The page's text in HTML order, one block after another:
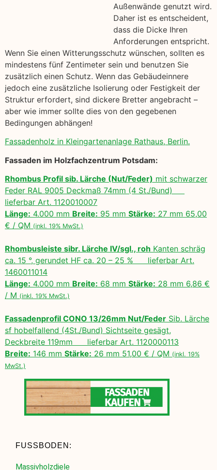
Außenwände genutzt wird.
Daher ist es entscheident,
dass die Dicke Ihren
Anforderungen entspricht.
Wenn Sie einen Witterungsschutz wünschen, sollten es
mindestens fünf Zentimeter sein und benutzen Sie
zusätzlich einen Schutz. Wenn das Gebäudeinnere
jedoch eine zusätzliche Isolierung oder Festigkeit der
Struktur erfordert, sind dickere Bretter angebracht –
aber wie immer sollte dies von den gegebenen
Bedingungen abhängen!
Fassadenholz in Kleingartenanlage Rathaus, Berlin.
Fassaden im Holzfachzentrum Potsdam:
Rhombus Profil sib. Lärche (Nut/Feder) mit schwarzer
Feder RAL 9005 Deckmaß 74mm (4 St./Bund)
lieferbar Art. 1120010007
Länge: 4.000 mm Breite: 95 mm Stärke: 27 mm 65,00
€ / QM (inkl. 19% MwSt.)
Rhombusleiste sibr. Lärche IV/sgl., roh Kanten schräg
ca. 15 °, gerundet HF ca. 20 – 25 % lieferbar Art.
1460011014
Länge: 4.000 mm Breite: 68 mm Stärke: 28 mm 6,86 €
/ M (inkl. 19% MwSt.)
Fassadenprofil CONO 13/26mm Nut/Feder Sib. Lärche
sf hobelfallend (4St./Bund) Sichtseite gesägt,
Deckbreite 119mm lieferbar Art. 1120000113
Breite: 146 mm Stärke: 26 mm 51,00 € / QM (inkl. 19%
MwSt.)
FUSSBODEN:
Massivholzdiele